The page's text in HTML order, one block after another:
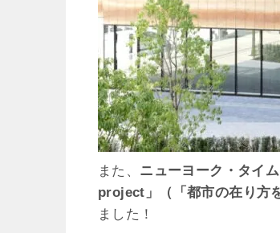
また、 ニューヨーク・タイ
project」（「都市の在り方
ました！